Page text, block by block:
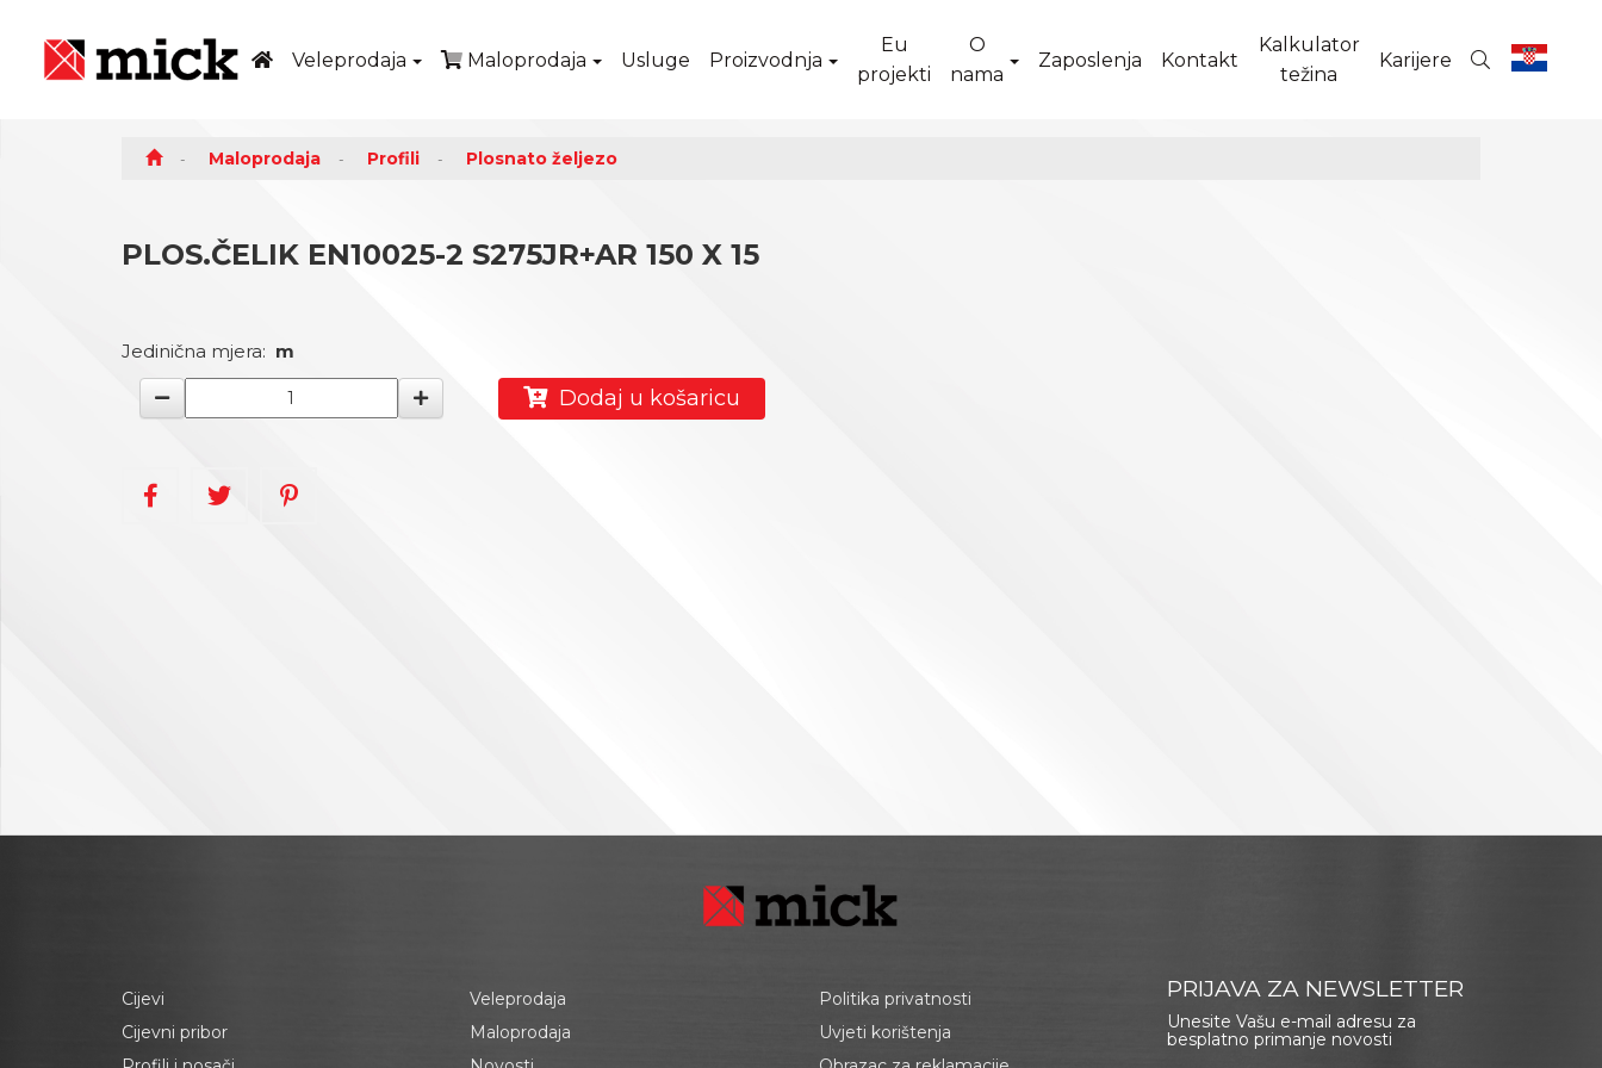
Veleprodaja Maloprodaja Usluge Proizvodnja
Eu
projekti
O
nama
Zaposlenja Kontakt
Kalkulator
težina
Karijere
Maloprodaja Profili Plosnato željezo
PLOS.ČELIK EN10025-2 S275JR+AR 150 X 15
Jedinična mjera: m
Dodaj u košaricu
Cijevi
Cijevni pribor
Veleprodaja
Maloprodaja
Politika privatnosti
Uvjeti korištenja
PRIJAVA ZA NEWSLETTER
Unesite Vašu e-mail adresu za
besplatno primanje novosti